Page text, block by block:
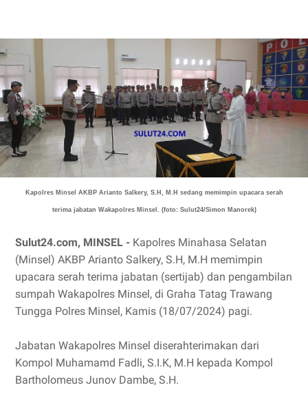
Kapolres Minsel AKBP Arianto Salkery, S.H, M.H sedang memimpin upacara serah
terima jabatan Wakapolres Minsel. (foto: Sulut24/Simon Manorek)
Sulut24.com, MINSEL - Kapolres Minahasa Selatan
(Minsel) AKBP Arianto Salkery, S.H, M.H memimpin
upacara serah terima jabatan (sertijab) dan pengambilan
sumpah Wakapolres Minsel, di Graha Tatag Trawang
Tungga Polres Minsel, Kamis (18/07/2024) pagi.
Jabatan Wakapolres Minsel diserahterimakan dari
Kompol Muhamamd Fadli, S.I.K, M.H kepada Kompol
Bartholomeus Junov Dambe, S.H.